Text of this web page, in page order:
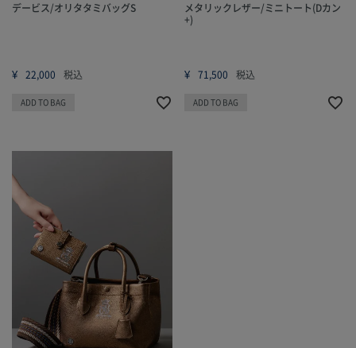
デービス/オリタタミバッグS
¥ 22,000 税込
ADD TO BAG
メタリックレザー/ミニトート(Dカン
+)
¥ 71,500 税込
ADD TO BAG